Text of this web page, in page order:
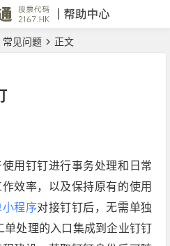
常见问题 正文
用钉钉进行事务处理和日常
效率，以及保持原有的使用
小程序对接钉钉后，无需单独
处理的入口集成到企业钉钉